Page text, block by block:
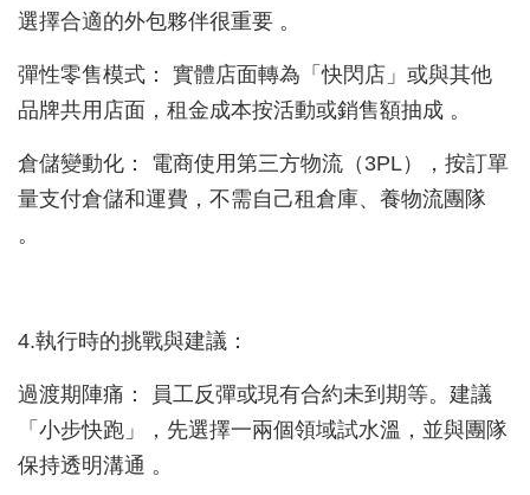
選擇合適的外包夥伴很重要 。
彈性零售模式： 實體店面轉為「快閃店」或與其他
品牌共用店面，租金成本按活動或銷售額抽成 。
倉儲變動化： 電商使用第三方物流（3PL），按訂單
量支付倉儲和運費，不需自己租倉庫、養物流團隊
。
4.執行時的挑戰與建議：
過渡期陣痛： 員工反彈或現有合約未到期等。建議
「小步快跑」，先選擇一兩個領域試水溫，並與團隊
保持透明溝通 。